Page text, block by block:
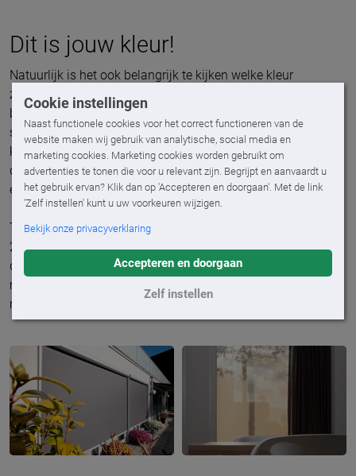
Cookie instellingen
Naast functionele cookies voor het correct functioneren van de
website maken wij gebruik van analytische, social media en
marketing cookies. Marketing cookies worden gebruikt om
advertenties te tonen die voor u relevant zijn. Begrijpt en aanvaardt u
het gebruik ervan? Klik dan op 'Accepteren en doorgaan'. Met de link
'Zelf instellen' kunt u uw voorkeuren wijzigen.
Bekijk onze privacyverklaring
Accepteren en doorgaan
Zelf instellen
Dit is jouw kleur!
Natuurlijk is het ook belangrijk te kijken welke kleur
zonwering bij de rest van je woning past. We raden aan om
bij buitenzonwering goed te kijken naar de stijl van je huis,
steengebruik en de kleur van de kozijnen. Raamdecoratie
komt het best tot zijn recht als het past bij jouw stijl. Houd
daarbij rekening met jouw meubels, kleuren van de muren
en de sfeer in jouw woning.
Twijfel je over welke kleuren bij jou passen? Met meer dan
200 kleuren in ons assortiment is er altijd wel een kleur bij
die bij jouw woning past! In onze showrooms kunnen we je
meer laten zien en vertellen over de mogelijkheden in kleur,
materiaal en dessins. Wij verwelkomen je graag!